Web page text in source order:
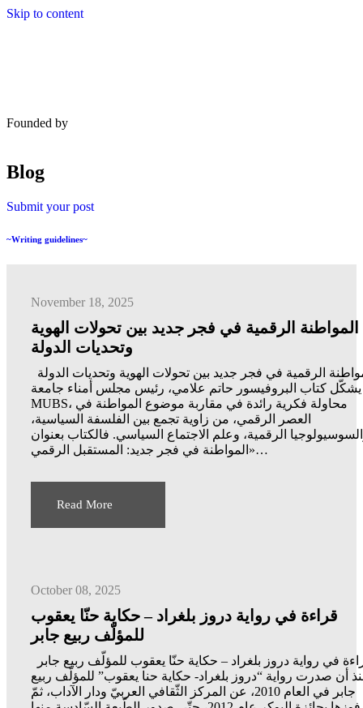
Skip to content
Founded by
Blog
Submit your post
~Writing guidelines~
November 18, 2025
المواطنة الرقمية في فجر جديد بين تحولات الهوية
وتحديات الدولة
الرقمية في فجر جديد بين تحولات الهوية وتحديات الدولة
يشكّل كتاب البروفيسور حاتم علامي، رئيس مجلس أمناء جامعة
MUBS، محاولة فكرية رائدة في مقاربة موضوع المواطنة في
العصر الرقمي، من زاوية تجمع بين الفلسفة السياسية،
الرقمية، وعلم الاجتماع السياسي. فالكتاب بعنوان
«المواطنة في فجر جديد: المستقبل الرقمي…
Read More
October 08, 2025
قراءة في رواية دروز بلغراد – حكاية حنّا يعقوب
للمؤلّف ربيع جابر
في رواية دروز بلغراد – حكاية حنّا يعقوب للمؤلّف ربيع جابر
أن صدرت رواية “دروز بلغراد- حكاية حنا يعقوب” للمؤلّف ربيع
جابر في العام 2010، عن المركز الثّقافي العربيّ ودار الآداب، ثمّ